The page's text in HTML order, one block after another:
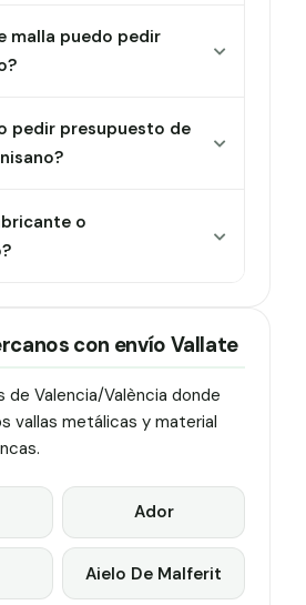
malla puedo pedir
pedir presupuesto de
o
con envío Vallate
de Valencia/València donde
vallas metálicas y material
Ador
Aielo De Malferit